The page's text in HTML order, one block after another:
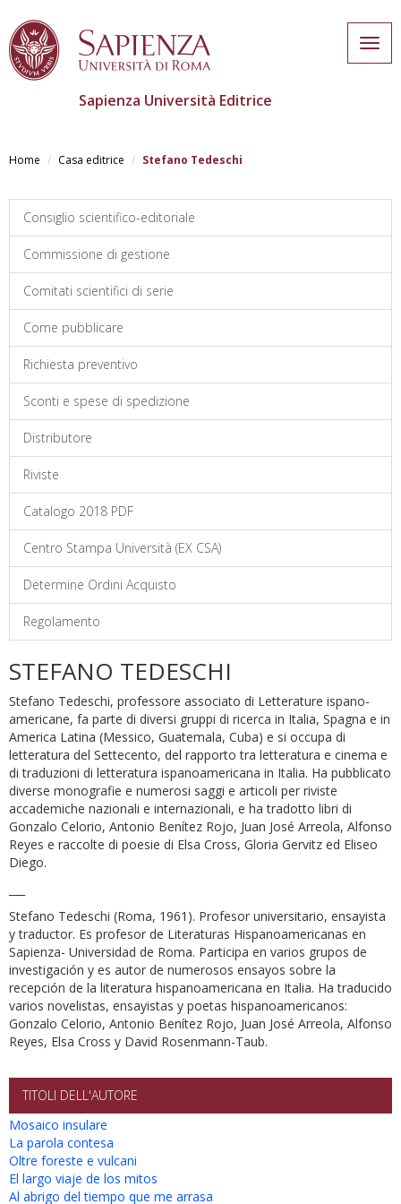
contenuto
Sapienza Università Editrice
Home Casa editrice Stefano Tedeschi
Consiglio scientifico-editoriale
Commissione di gestione
Comitati scientifici di serie
Come pubblicare
Richiesta preventivo
Sconti e spese di spedizione
Distributore
Riviste
Catalogo 2018 PDF
Centro Stampa Università (EX CSA)
Determine Ordini Acquisto
Regolamento
STEFANO TEDESCHI
Stefano Tedeschi, professore associato di Letterature ispano-
americane, fa parte di diversi gruppi di ricerca in Italia, Spagna e in
America Latina (Messico, Guatemala, Cuba) e si occupa di
letteratura del Settecento, del rapporto tra letteratura e cinema e
di traduzioni di letteratura ispanoamericana in Italia. Ha pubblicato
diverse monografie e numerosi saggi e articoli per riviste
accademiche nazionali e internazionali, e ha tradotto libri di
Gonzalo Celorio, Antonio Benítez Rojo, Juan José Arreola, Alfonso
Reyes e raccolte di poesie di Elsa Cross, Gloria Gervitz ed Eliseo
Diego.
Stefano Tedeschi (Roma, 1961). Profesor universitario, ensayista
y traductor. Es profesor de Literaturas Hispanoamericanas en
Sapienza- Universidad de Roma. Participa en varios grupos de
investigación y es autor de numerosos ensayos sobre la
recepción de la literatura hispanoamericana en Italia. Ha traducido
varios novelistas, ensayistas y poetas hispanoamericanos:
Gonzalo Celorio, Antonio Benítez Rojo, Juan José Arreola, Alfonso
Reyes, Elsa Cross y David Rosenmann-Taub.
TITOLI DELL'AUTORE
Mosaico insulare
La parola contesa
Oltre foreste e vulcani
El largo viaje de los mitos
Al abrigo del tiempo que me arrasa